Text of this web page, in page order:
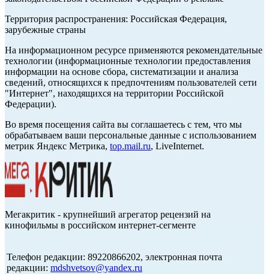
Территория распространения: Российская Федерация,
зарубежные страны
На информационном ресурсе применяются рекомендательные
технологии (информационные технологии предоставления
информации на основе сбора, систематизации и анализа
сведений, относящихся к предпочтениям пользователей сети
"Интернет", находящихся на территории Российской
Федерации).
Во время посещения сайта вы соглашаетесь с тем, что мы
обрабатываем ваши персональные данные с использованием
метрик Яндекс Метрика, top.mail.ru, LiveInternet.
Мегакритик - крупнейший агрегатор рецензий на
кинофильмы в российском интернет-сегменте
Телефон редакции: 89220866202, электронная почта
редакции: mdshvetsov@yandex.ru